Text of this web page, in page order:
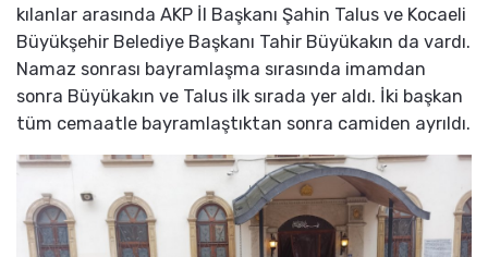
kılanlar arasında AKP İl Başkanı Şahin Talus ve Kocaeli
Büyükşehir Belediye Başkanı Tahir Büyükakın da vardı.
Namaz sonrası bayramlaşma sırasında imamdan
sonra Büyükakın ve Talus ilk sırada yer aldı. İki başkan
tüm cemaatle bayramlaştıktan sonra camiden ayrıldı.